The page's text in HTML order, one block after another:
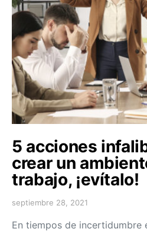
5 acciones
crear un
trabajo, ¡evítalo!
septiembre 28, 2021
En tiempos de incertidumbre